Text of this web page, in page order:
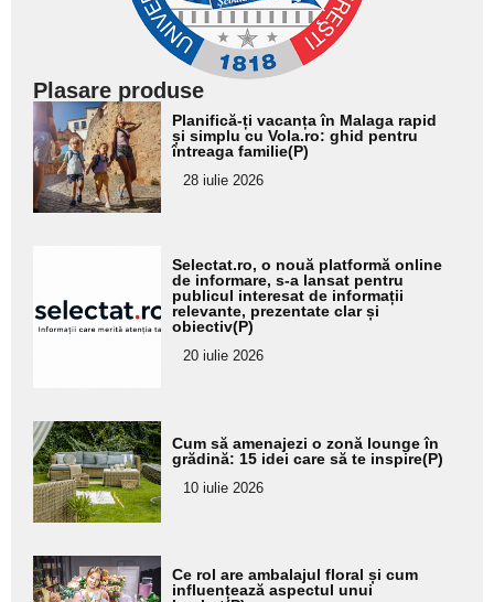
Plasare produse
Adaugă
aici textul
pentru
subtitlu
Planifică-ți vacanța în Malaga rapid
și simplu cu Vola.ro: ghid pentru
întreaga familie(P)
28 iulie 2026
pentru
subtitlu
Selectat.ro, o nouă platformă online
de informare, s-a lansat pentru
publicul interesat de informații
relevante, prezentate clar și
obiectiv(P)
20 iulie 2026
Adaugă
aici textul
pentru
subtitlu
Cum să amenajezi o zonă lounge în
grădină: 15 idei care să te inspire(P)
10 iulie 2026
Adaugă
aici textul
Ce rol are ambalajul floral și cum
influențează aspectul unui